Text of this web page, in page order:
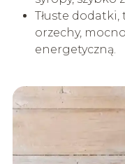
Tłuste
orzechy,
energetyczną.